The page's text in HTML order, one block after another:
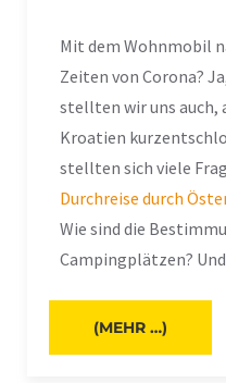
Mit dem Wohnmobil
Zeiten von Corona?
stellten wir uns auch,
Kroatien
stellten sich viele
Durchreise durch
Wie sind die
Campingplätzen?
(MEHR …)